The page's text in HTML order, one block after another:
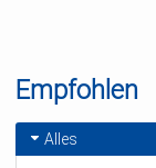
Empfohlen
Alles